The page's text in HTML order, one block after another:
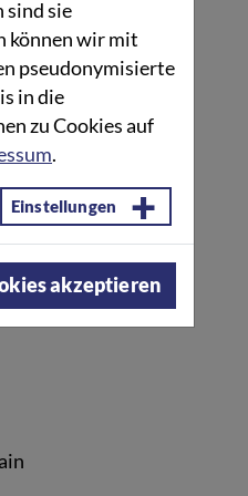
betterplace
sind sie
können wir mit
pseudonymisierte
in die
zu Cookies auf
.
Einstellungen
akzeptieren